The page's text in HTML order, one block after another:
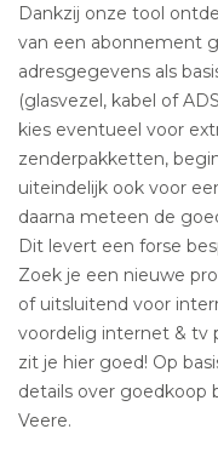
Dankzij onze tool
van een abonnement
adresgegevens als
(glasvezel, kabel of
kies eventueel voor
zenderpakketten,
uiteindelijk ook voor
daarna meteen de
Dit levert een forse
Zoek je een nieuwe
of uitsluitend voor
voordelig internet & tv
zit je hier goed! Op
details over goedkoop
Veere.